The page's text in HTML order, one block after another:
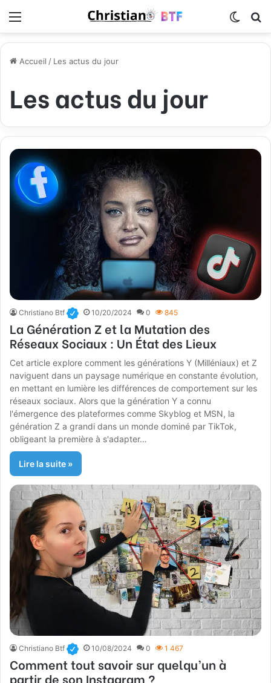
Accueil / Les actus du jour
Les actus du jour
Christiano Btf 10/20/2024 0 845
La Génération Z et la Mutation des
Réseaux Sociaux : Un État des Lieux
Cet article explore comment les générations Y (Milléniaux) et Z
naviguent dans un paysage numérique en constante évolution,
en mettant en lumière les différences de comportement sur les
réseaux sociaux. Alors que la génération Y a connu
l'émergence des plateformes comme Skyblog et MSN, la
génération Z a grandi dans un monde dominé par TikTok,
obligeant la première à s'adapter…
Lire la suite »
Christiano Btf 10/08/2024 0 1 467
Comment tout savoir sur quelqu’un à
partir de son Instagram ?